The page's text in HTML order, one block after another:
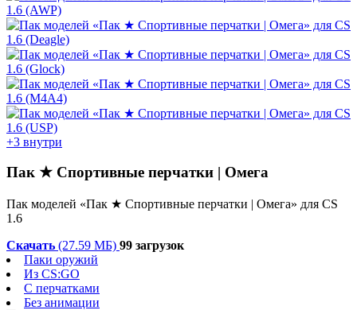
+3 внутри
Пак ★ Спортивные перчатки | Омега
Пак моделей «Пак ★ Спортивные перчатки | Омега» для CS
1.6
Скачать (27.59 МБ) 99 загрузок
Паки оружий
Из CS:GO
С перчатками
Без анимации